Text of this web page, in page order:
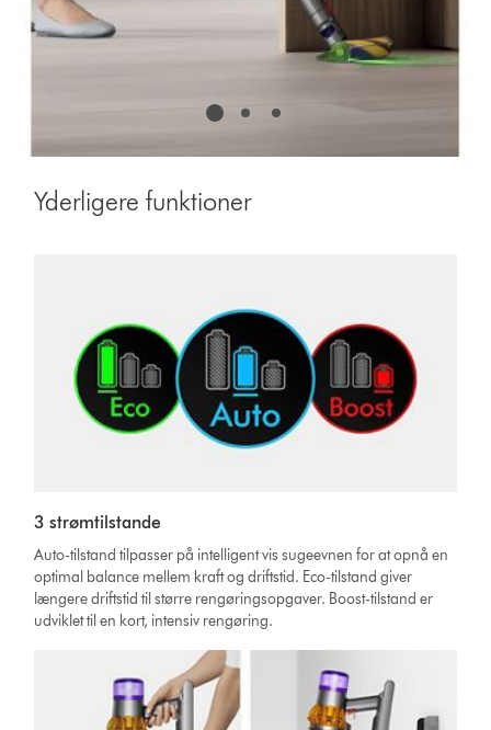
Yderligere funktioner
3 strømtilstande
Auto-tilstand tilpasser på intelligent vis sugeevnen for at opnå en
optimal balance mellem kraft og driftstid. Eco-tilstand giver
længere driftstid til større rengøringsopgaver. Boost-tilstand er
udviklet til en kort, intensiv rengøring.